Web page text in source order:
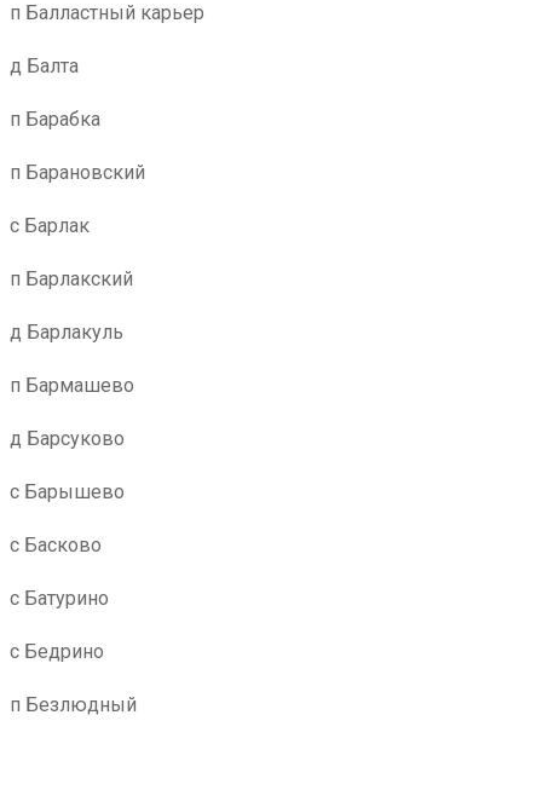
п Балластный карьер
д Балта
п Барабка
п Барановский
с Барлак
п Барлакский
д Барлакуль
п Бармашево
д Барсуково
с Барышево
с Басково
с Батурино
с Бедрино
п Безлюдный